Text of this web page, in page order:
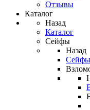
Отзывы
Каталог
Назад
Каталог
Сейфы
Назад
Сейфы